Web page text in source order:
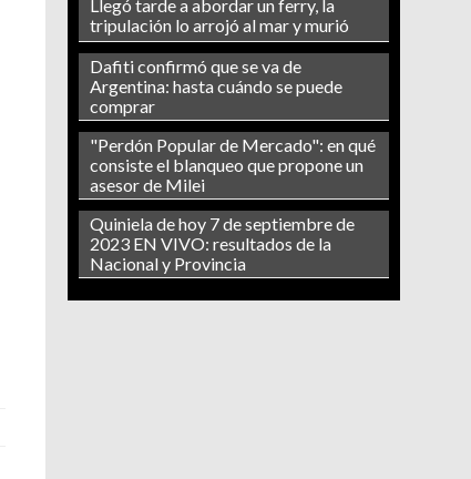
Llegó tarde a abordar un ferry, la
tripulación lo arrojó al mar y murió
Dafiti confirmó que se va de
Argentina: hasta cuándo se puede
comprar
"Perdón Popular de Mercado": en qué
consiste el blanqueo que propone un
asesor de Milei
Quiniela de hoy 7 de septiembre de
2023 EN VIVO: resultados de la
Nacional y Provincia